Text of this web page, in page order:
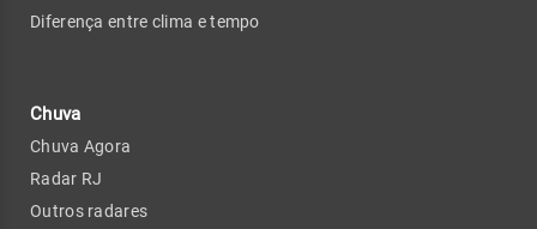
Diferença entre clima e tempo
Chuva
Chuva Agora
Radar RJ
Outros radares